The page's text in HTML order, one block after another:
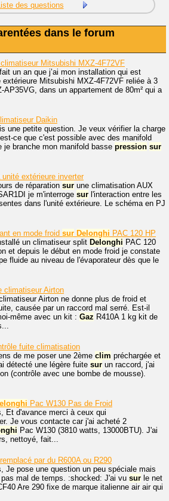
des questions
dans le forum
Mitsubishi MXZ-4F72VF
un an que j’ai mon installation qui est
extérieure Mitsubishi MXZ-4F72VF reliée à 3
AP35VG, dans un appartement de 80m² qui a
Daikin
une petite question. Je veux vérifier la charge
ce que c'est possible avec des manifold
je branche mon manifold basse pression sur
extérieure inverter
de réparation sur une climatisation AUX
je m'interroge sur l'interaction entre les
dans l'unité extérieure. Le schéma en PJ
en mode froid sur Delonghi PAC 120 HP
un climatiseur split Delonghi PAC 120
et depuis le début en mode froid je constate
fluide au niveau de l'évaporateur dès que le
climatiseur Airton
Airton ne donne plus de froid et
causée par un raccord mal serré. Est-il
même avec un kit : Gaz R410A 1 kg kit de
fuite climatisation
de me poser une 2ème clim préchargée et
détecté une légère fuite sur un raccord, j'ai
(contrôle avec une bombe de mousse).
Pac W130 Pas de Froid
Et d'avance merci à ceux qui
Je vous contacte car j'ai acheté 2
Pac W130 (3810 watts, 13000BTU). J'ai
nettoyé, fait...
par du R600A ou R290
Je pose une question un peu spéciale mais
mal de temps. :shocked: J'ai vu sur le net
Are 290 fixe de marque italienne air air qui